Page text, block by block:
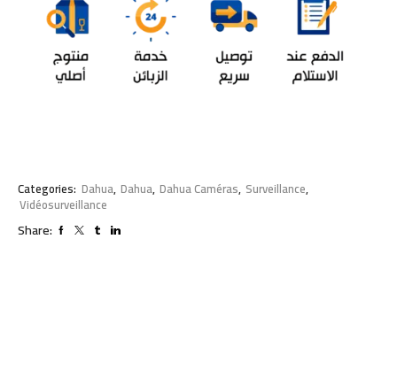
Categories: Dahua, Dahua, Dahua Caméras, Surveillance,
Vidéosurveillance
Share: